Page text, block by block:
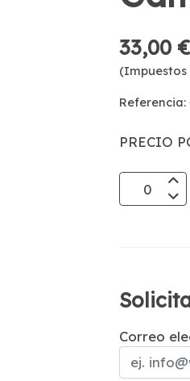
33,00 €
(Impuestos
Referencia:
PRECIO
Correo